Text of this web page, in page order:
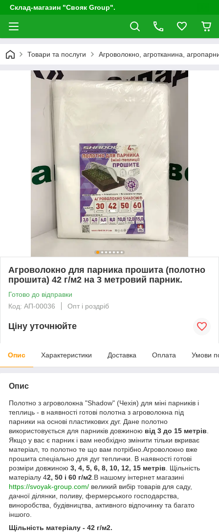
Склад-магазин "Свояк Group".
Товари та послуги Агроволокно, агротканина,
Агроволокно для парника прошита (полотно
прошита) 42 г/м2 на 3 метровий парник.
Готово до відправки
Код: АП-00036
Опт і роздріб
Ціну уточнюйте
Опис Характеристики Доставка Оплата Умови
Опис
Полотно з агроволокна "Shadow" (Чехія) для міні парників і
теплиць - в наявності готові полотна з агроволокна під
парники на основі пластикових дуг. Дане полотно
використовується для парників довжиною від 3 до 15 метрів
Якщо у вас є парник і вам необхідно змінити тільки вкриває
матеріал, то полотно те що вам потрібно.Агроволокно вже
прошита спеціально для дуг теплички. В наявності готові
розміри довжиною 3, 4, 5, 6, 8, 10, 12, 15 метрів . Щільність
матеріалу 42, 50 і 60 г/м2 .В нашому інтернет магазині
https://svoyak-group.com/ великий вибір товарів для саду,
дачної ділянки, поливу, фермерського господарства,
виноробства, будівництва, активного відпочинку та багато
іншого.
Щільність матеріалу - 42 г/м2.